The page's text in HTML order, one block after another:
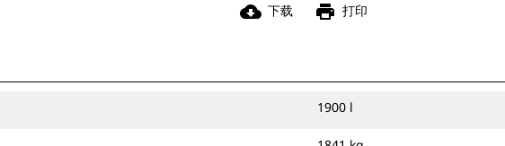
cloud_download 下载 print 打印
1900 l